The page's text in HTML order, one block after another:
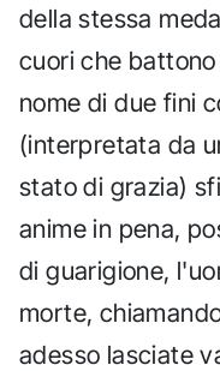
della stessa
cuori che
nome di due fini
(interpretata da
stato di grazia)
anime in pena,
di guarigione,
morte,
adesso lasciate